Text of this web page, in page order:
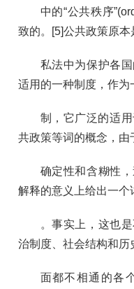
中的“公共秩序
致的。[5]公共政策原本
私法中为保护各
适用的一种制度，作为
制，它广泛的适
共政策等词的概念，由
确定性和含糊性
解释的意义上给出一个
。事实上，这也
治制度、社会结构和历
面都不相通的各